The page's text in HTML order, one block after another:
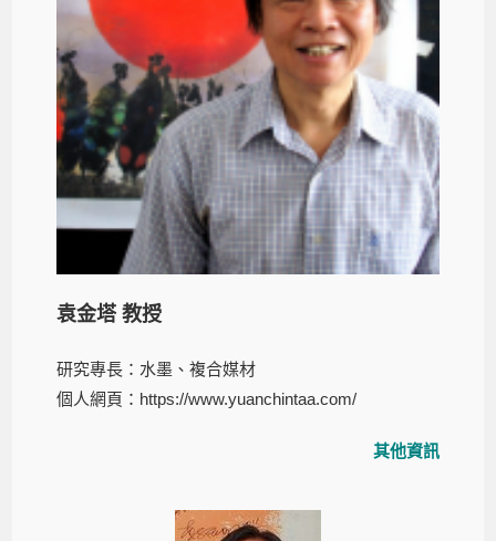
袁金塔 教授
研究專長：水墨、複合媒材
個人網頁： https://www.yuanchintaa.com/
其他資訊